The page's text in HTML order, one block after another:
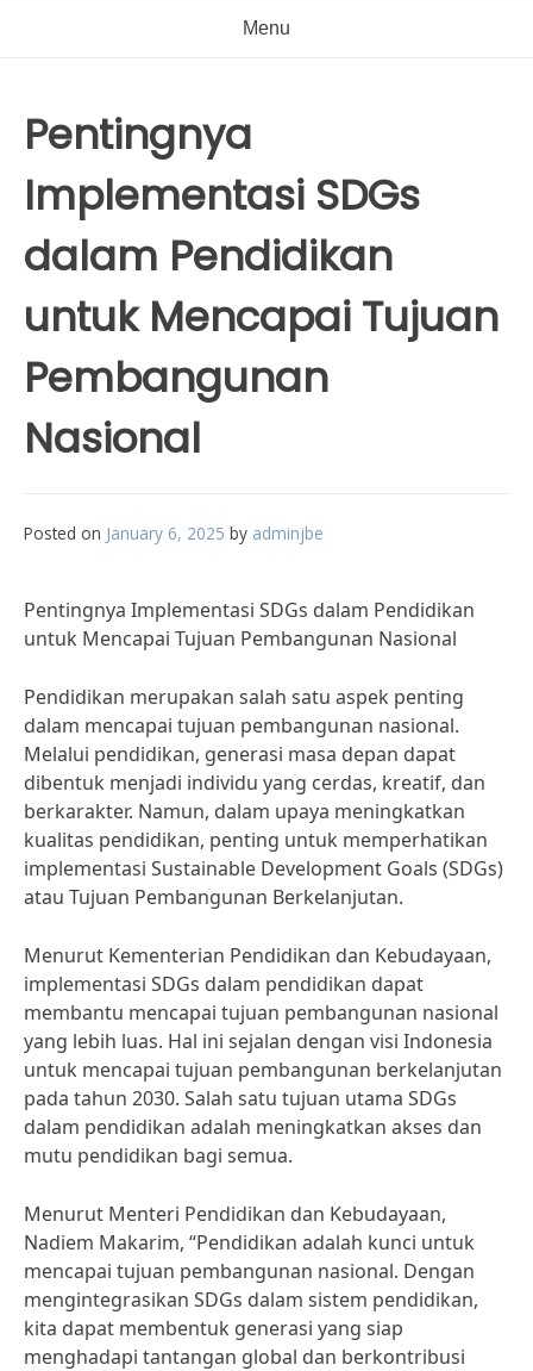
Menu
Pentingnya
Implementasi SDGs
dalam Pendidikan
untuk Mencapai Tujuan
Pembangunan
Nasional
Posted on January 6, 2025 by adminjbe
Pentingnya Implementasi SDGs dalam Pendidikan
untuk Mencapai Tujuan Pembangunan Nasional
Pendidikan merupakan salah satu aspek penting
dalam mencapai tujuan pembangunan nasional.
Melalui pendidikan, generasi masa depan dapat
dibentuk menjadi individu yang cerdas, kreatif, dan
berkarakter. Namun, dalam upaya meningkatkan
kualitas pendidikan, penting untuk memperhatikan
implementasi Sustainable Development Goals (SDGs)
atau Tujuan Pembangunan Berkelanjutan.
Menurut Kementerian Pendidikan dan Kebudayaan,
implementasi SDGs dalam pendidikan dapat
membantu mencapai tujuan pembangunan nasional
yang lebih luas. Hal ini sejalan dengan visi Indonesia
untuk mencapai tujuan pembangunan berkelanjutan
pada tahun 2030. Salah satu tujuan utama SDGs
dalam pendidikan adalah meningkatkan akses dan
mutu pendidikan bagi semua.
Menurut Menteri Pendidikan dan Kebudayaan,
Nadiem Makarim, “Pendidikan adalah kunci untuk
mencapai tujuan pembangunan nasional. Dengan
mengintegrasikan SDGs dalam sistem pendidikan,
kita dapat membentuk generasi yang siap
menghadapi tantangan global dan berkontribusi